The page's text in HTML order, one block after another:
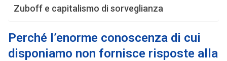
Zuboff e capitalismo di sorveglianza
Perché l’enorme conoscenza di cui
disponiamo non fornisce risposte alla